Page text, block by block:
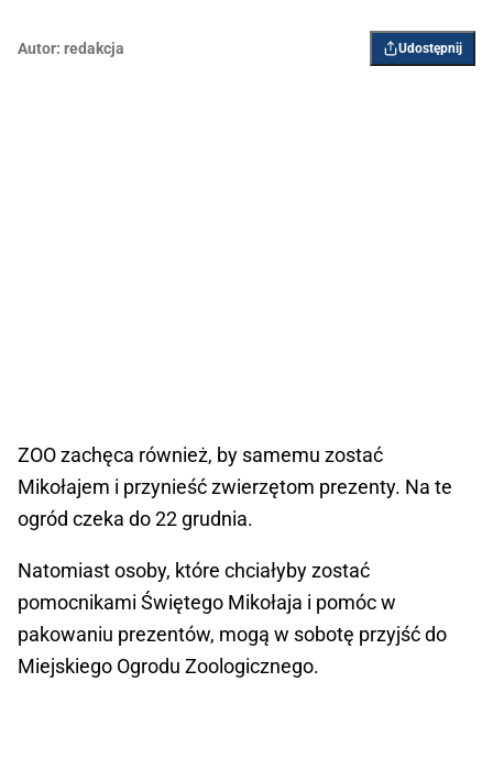
Autor: redakcja Udostępnij
ZOO zachęca również, by samemu zostać
Mikołajem i przynieść zwierzętom prezenty. Na te
ogród czeka do 22 grudnia.
Natomiast osoby, które chciałyby zostać
pomocnikami Świętego Mikołaja i pomóc w
pakowaniu prezentów, mogą w sobotę przyjść do
Miejskiego Ogrodu Zoologicznego.